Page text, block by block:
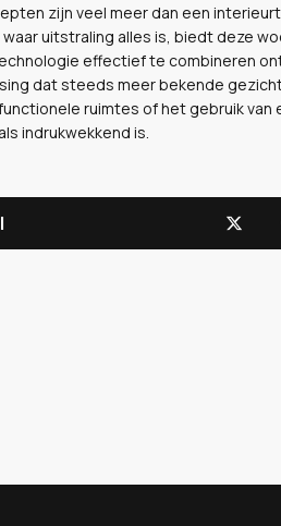
zijn veel meer dan een
uitstraling alles is, biedt deze
effectief te combineren
dat steeds meer bekende
ruimtes of het gebruik
indrukwekkend is.